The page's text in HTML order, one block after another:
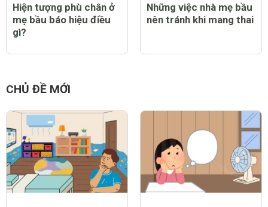
Hiện tượng phù chân ở
mẹ bầu báo hiệu điều
gì?
Những việc nhà mẹ bầu
nên tránh khi mang thai
CHỦ ĐỀ MỚI